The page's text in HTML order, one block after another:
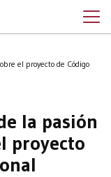
el proyecto de Código
la pasión
proyecto